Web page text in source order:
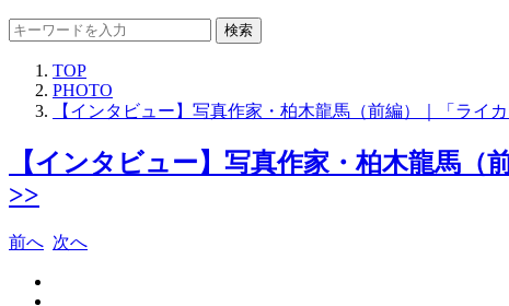
検索
TOP
PHOTO
【インタビュー】写真作家・柏木龍馬（前編）｜「ライ
【インタビュー】写真作家・柏木龍馬（
>>
前へ 次へ